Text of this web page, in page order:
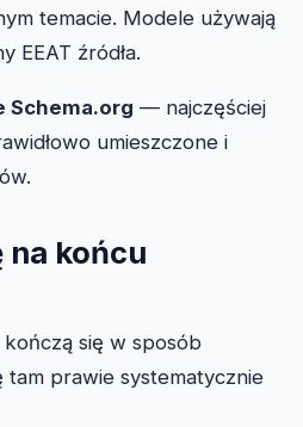
temacie. Modele używają
EEAT źródła.
Schema.org — najczęściej
umieszczone i
na końcu
się w sposób
tam prawie systematycznie